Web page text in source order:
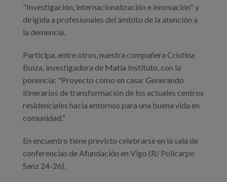
"Investigación, internacionalización e innovación" y
dirigida a profesionales del ámbito de la atención a
la demencia.
Participa, entre otros, nuestra compañera Cristina
Buiza, investigadora de Matia Instituto, con la
ponencia: "Proyecto como en casa: Generando
itinerarios de transformación de los actuales centros
residenciales hacia entornos para una buena vida en
comunidad."
En encuentro tiene previsto celebrarse en la sala de
conferencias de Afundación en Vigo (R/ Policarpo
Sanz 24-26).